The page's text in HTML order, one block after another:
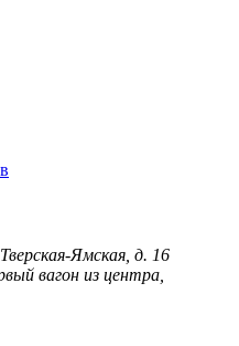
Ямская, д. 16
вагон из центра,